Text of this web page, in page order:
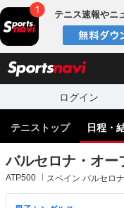
テニス速報やニ
ログイン
テニストップ 日程・
バルセロナ・オー
ATP500 スペイン バルセロナ